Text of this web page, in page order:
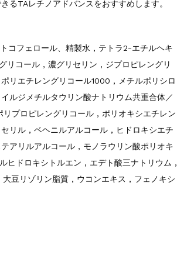
るTAレチノアドバンスをおすすめします。
コフェロール、精製水 , テトラ2-エチルヘキ
リコール , 濃グリセリン , ジプロピレングリ
リエチレングリコール1000 , メチルポリシロ
ルジメチルタウリン酸ナトリウム共重合体／
プロピレングリコール , ポリオキシエチレン
リル , ベヘニルアルコール , ヒドロキシエチ
アリルアルコール , モノラウリン酸ポリオキ
ヒドロキシトルエン , エデト酸三ナトリウム ,
豆リゾリン脂質 , ウコンエキス , フェノキシ